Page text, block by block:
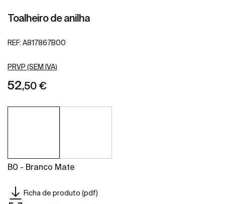
Toalheiro de anilha
REF: A817867B00
PRVP (SEM IVA)
52,50 €
B0 - Branco Mate
Ficha de produto (pdf)